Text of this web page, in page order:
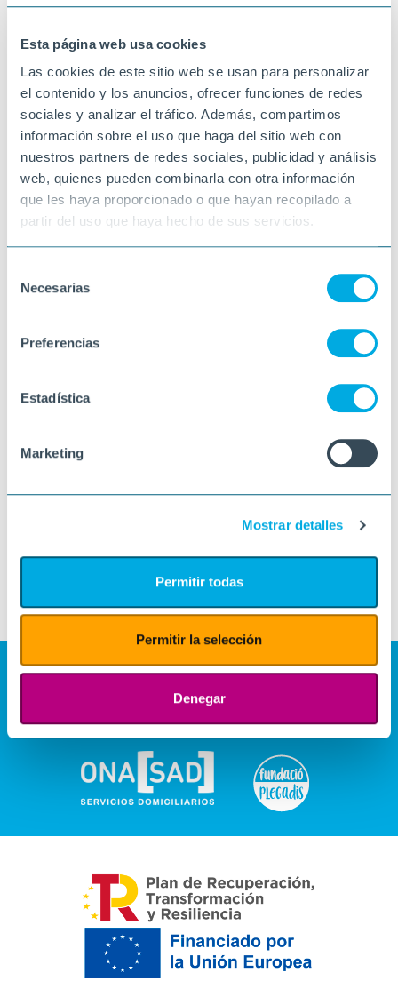
Esta página web usa cookies
Las cookies de este sitio web se usan para personalizar
el contenido y los anuncios, ofrecer funciones de redes
sociales y analizar el tráfico. Además, compartimos
información sobre el uso que haga del sitio web con
nuestros partners de redes sociales, publicidad y análisis
web, quienes pueden combinarla con otra información
que les haya proporcionado o que hayan recopilado a
partir del uso que haya hecho de sus servicios.
Necesarias
Preferencias
Estadística
Marketing
Mostrar detalles
Permitir todas
Permitir la selección
Denegar